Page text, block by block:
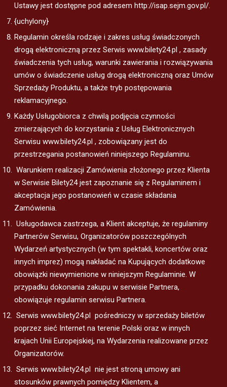
Ustawy jest dostępne pod adresem http://isap.sejm.gov.pl/.
{uchylony}
Regulamin określa rodzaje i zakres usług świadczonych
drogą elektroniczną przez Serwis www.bilety24.pl , zasady
świadczenia tych usług, warunki zawierania i rozwiązywania
umów o świadczenie usług drogą elektroniczną oraz Umów
Sprzedaży Produktu, a także tryb postępowania
reklamacyjnego.
Każdy Usługobiorca z chwilą podjęcia czynności
zmierzających do korzystania z Usług Elektronicznych
Serwisu www.bilety24.pl , zobowiązany jest do
przestrzegania postanowień niniejszego Regulaminu.
Warunkiem realizacji Zamówienia złożonego przez Klienta
w Serwisie Bilety24 jest zapoznanie się z Regulaminem i
akceptacja jego postanowień w czasie składania
Zamówienia.
Usługodawca zastrzega, a Klient akceptuje, że regulaminy
Partnerów Serwisu, Organizatorów poszczególnych
Wydarzeń artystycznych (w tym spektakli, koncertów oraz
innych imprez) mogą nakładać na Kupujących dodatkowe
obowiązki niewymienione w niniejszym Regulaminie. W
przypadku dokonania zakupu w serwisie Partnera,
obowiązuje regulamin serwisu Partnera.
Serwis www.bilety24.pl pośredniczy w sprzedaży biletów
poprzez sieć Internet na terenie Polski oraz w innych
krajach Unii Europejskiej, na Wydarzenia realizowane przez
Organizatorów.
Serwis www.bilety24.pl nie jest stroną umowy ani
stosunków prawnych pomiędzy Klientem, a